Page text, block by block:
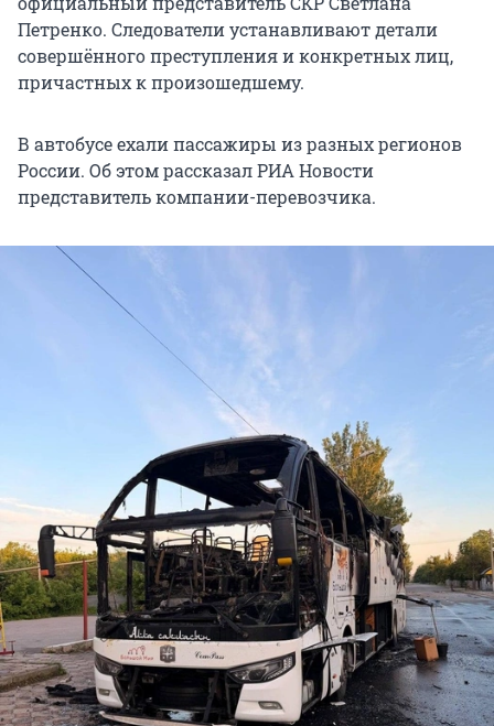
Петренко. Следователи устанавливают детали
совершённого преступления и конкретных лиц,
причастных к произошедшему.
В автобусе ехали пассажиры из разных регионов
России. Об этом рассказал РИА Новости
представитель компании-перевозчика.